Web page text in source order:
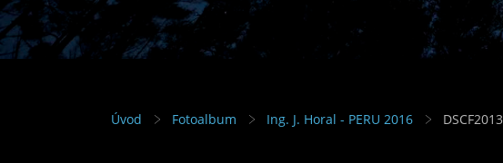
Úvod Fotoalbum Ing. J. Horal - PERU 2016 DSCF2013